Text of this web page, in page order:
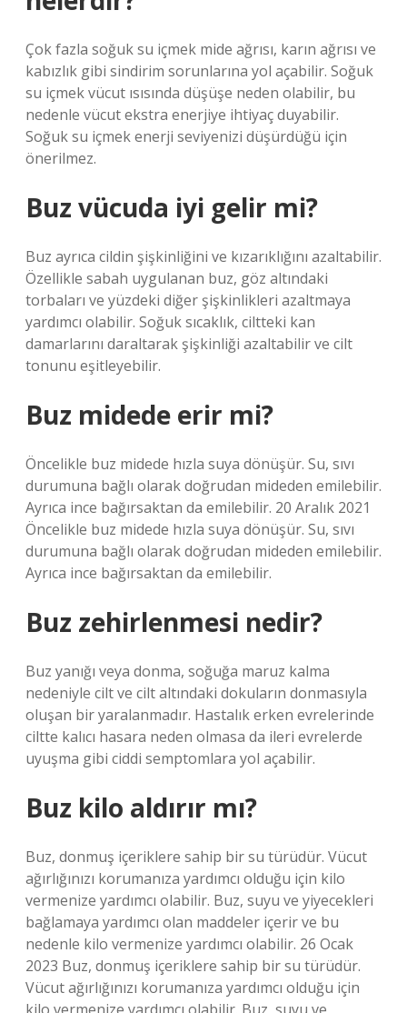
Çok fazla soğuk su içmek mide ağrısı, karın ağrısı ve
kabızlık gibi sindirim sorunlarına yol açabilir. Soğuk
su içmek vücut ısısında düşüşe neden olabilir, bu
nedenle vücut ekstra enerjiye ihtiyaç duyabilir.
Soğuk su içmek enerji seviyenizi düşürdüğü için
önerilmez.
Buz vücuda iyi gelir mi?
Buz ayrıca cildin şişkinliğini ve kızarıklığını azaltabilir.
Özellikle sabah uygulanan buz, göz altındaki
torbaları ve yüzdeki diğer şişkinlikleri azaltmaya
yardımcı olabilir. Soğuk sıcaklık, ciltteki kan
damarlarını daraltarak şişkinliği azaltabilir ve cilt
tonunu eşitleyebilir.
Buz midede erir mi?
Öncelikle buz midede hızla suya dönüşür. Su, sıvı
durumuna bağlı olarak doğrudan mideden emilebilir.
Ayrıca ince bağırsaktan da emilebilir. 20 Aralık 2021
Öncelikle buz midede hızla suya dönüşür. Su, sıvı
durumuna bağlı olarak doğrudan mideden emilebilir.
Ayrıca ince bağırsaktan da emilebilir.
Buz zehirlenmesi nedir?
Buz yanığı veya donma, soğuğa maruz kalma
nedeniyle cilt ve cilt altındaki dokuların donmasıyla
oluşan bir yaralanmadır. Hastalık erken evrelerinde
ciltte kalıcı hasara neden olmasa da ileri evrelerde
uyuşma gibi ciddi semptomlara yol açabilir.
Buz kilo aldırır mı?
Buz, donmuş içeriklere sahip bir su türüdür. Vücut
ağırlığınızı korumanıza yardımcı olduğu için kilo
vermenize yardımcı olabilir. Buz, suyu ve yiyecekleri
bağlamaya yardımcı olan maddeler içerir ve bu
nedenle kilo vermenize yardımcı olabilir. 26 Ocak
2023 Buz, donmuş içeriklere sahip bir su türüdür.
Vücut ağırlığınızı korumanıza yardımcı olduğu için